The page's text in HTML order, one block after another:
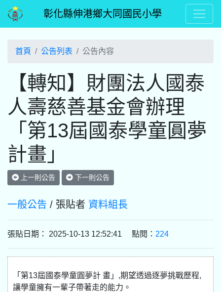
彰化縣伸港鄉大同國民小學
首頁 公告列表 公告內容
【轉知】財團法人國泰
人壽慈善基金會辦理
「第13屆國泰學童圓夢
計畫」
上一則公告 下一則公告
一般公告 / 張貼者 資料組長
張貼日期： 2025-10-13 12:52:41 點閱： 224
「第13屆國泰學童圓夢計 畫」,期望透過逐夢挑戰歷程,
讓學童擁有一輩子帶著走的能力。